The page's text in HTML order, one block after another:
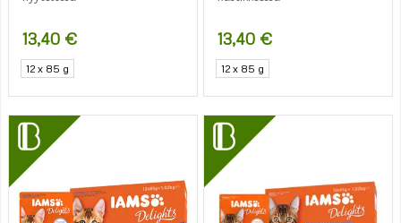
13,40 €
12 x 85 g
13,40 €
12 x 85 g